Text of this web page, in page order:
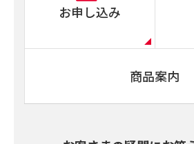
お申し込み
商品案内